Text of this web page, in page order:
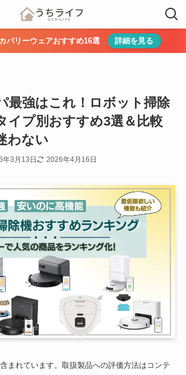
バリーウェアおすすめ16選 詳細を見る
最強はこれ！ロボット掃除
イプ別おすすめ3選＆比較
わない
年3月13日 2026年4月16日
まれています。取扱製品への評価方法はコンテ